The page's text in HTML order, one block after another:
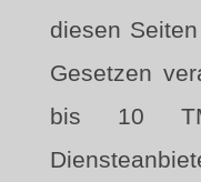
diesen
Gesetzen
bis 10